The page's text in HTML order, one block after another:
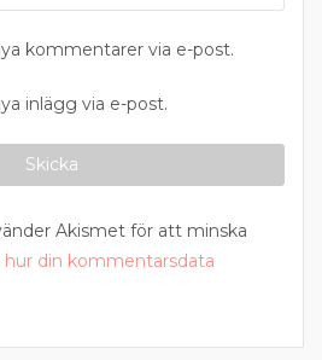
kommentarer via e-post.
inlägg via e-post.
Akismet för att minska
hur din kommentarsdata